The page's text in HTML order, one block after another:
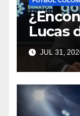
Lucas
Néider
JUL 31,